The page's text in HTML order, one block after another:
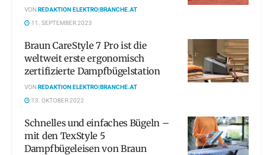
VONREDAKTION ELEKTRO|BRANCHE.AT
11. SEPTEMBER 2023
Braun CareStyle 7 Pro ist die
weltweit erste ergonomisch
zertifizierte Dampfbügelstation
VONREDAKTION ELEKTRO|BRANCHE.AT
13. OKTOBER 2022
Schnelles und einfaches Bügeln –
mit den TexStyle 5
Dampfbügeleisen von Braun